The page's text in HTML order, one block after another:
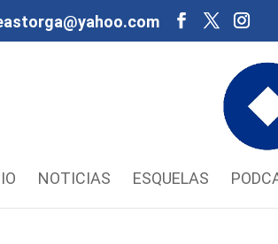
NOTICIAS ESQUELAS